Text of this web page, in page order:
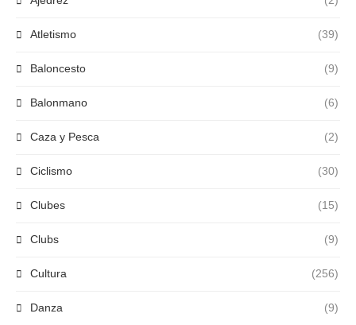
Atletismo (39)
Baloncesto (9)
Balonmano (6)
Caza y Pesca (2)
Ciclismo (30)
Clubes (15)
Clubs (9)
Cultura (256)
Danza (9)